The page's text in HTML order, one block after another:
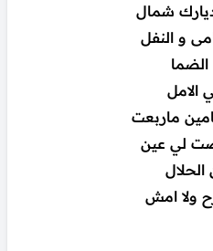
شمال
و النفل
الضما
الامل
ماربعت
لي عين
الحلال
ولا امش